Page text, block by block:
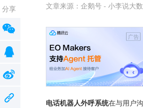
文章来源： 企鹅号 - 小李说大
广告
电话机器人外呼系统在与用户
分享